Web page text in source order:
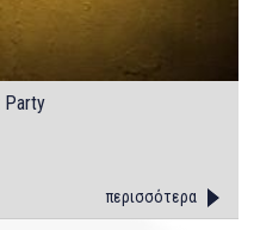
Party
περισσότερα